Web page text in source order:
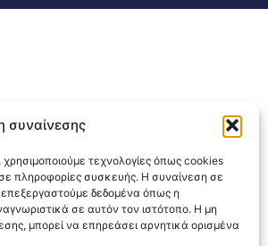
συναίνεσης
χρησιμοποιούμε τεχνολογίες όπως cookies
πληροφορίες συσκευής. Η συναίνεση σε
επεξεργαστούμε δεδομένα όπως η
σε αυτόν τον ιστότοπο. Η μη
μπορεί να επηρεάσει αρνητικά ορισμένα